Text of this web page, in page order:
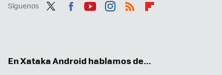
Síguenos
En Xataka Android hablamos de...